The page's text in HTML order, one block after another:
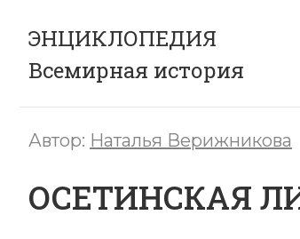
ЭНЦИКЛОПЕДИЯ
Всемирная история
Автор: Наталья Верижникова
ОСЕТИНСКАЯ